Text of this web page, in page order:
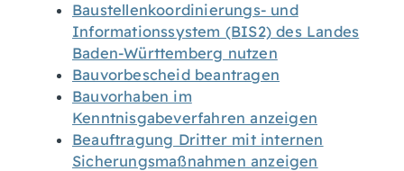
Baustellenkoordinierungs- und
Informationssystem (BIS2) des Landes
Baden-Württemberg nutzen
Bauvorbescheid beantragen
Bauvorhaben im
Kenntnisgabeverfahren anzeigen
Beauftragung Dritter mit internen
Sicherungsmaßnahmen anzeigen